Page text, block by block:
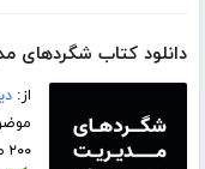
دانلود کتاب شگردهای
از:
۲۰۰ صفحه